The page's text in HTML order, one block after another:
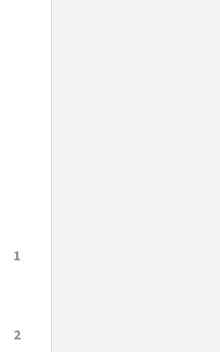
1
2